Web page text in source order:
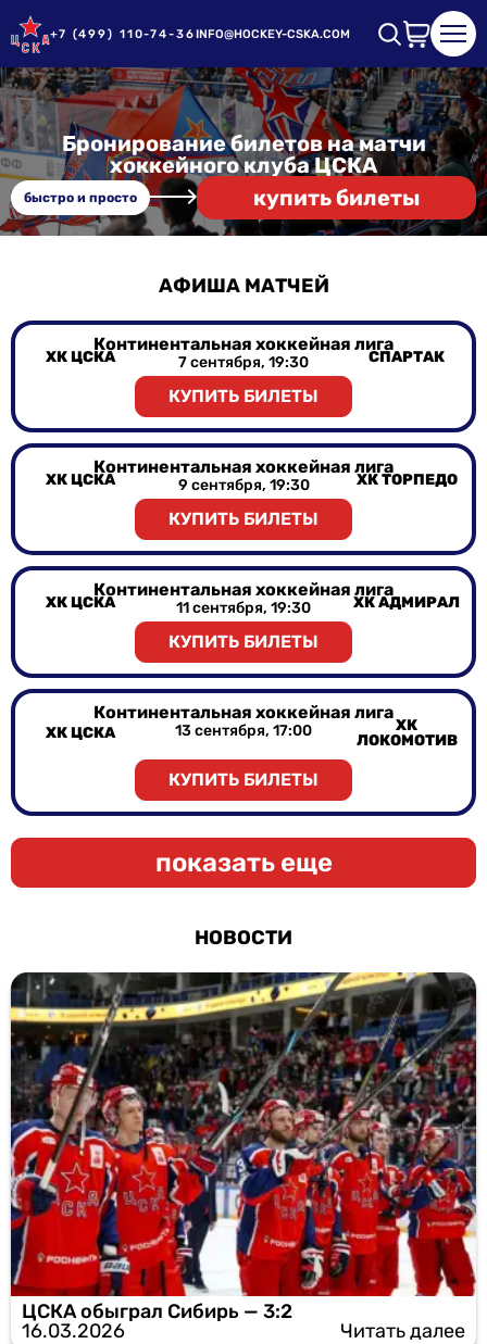
+7 (499) 110-74-36INFO@HOCKEY-CSKA.COM
Бронирование билетов на матчи
хоккейного клуба ЦСКА
быстро и просто купить билеты
АФИША МАТЧЕЙ
Континентальная хоккейная лига
7 сентября, 19:30
ХК ЦСКА СПАРТАК
КУПИТЬ БИЛЕТЫ
Континентальная хоккейная лига
9 сентября, 19:30
ХК ЦСКА ХК ТОРПЕДО
КУПИТЬ БИЛЕТЫ
Континентальная хоккейная лига
11 сентября, 19:30
ХК ЦСКА ХК АДМИРАЛ
КУПИТЬ БИЛЕТЫ
Континентальная хоккейная лига
13 сентября, 17:00
ХК ЦСКА
ХК
ЛОКОМОТИВ
КУПИТЬ БИЛЕТЫ
показать еще
НОВОСТИ
ЦСКА обыграл Сибирь — 3:2
16.03.2026
Читать далее